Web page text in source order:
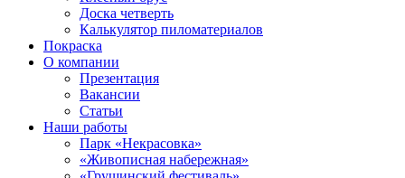
Доска четверть
Калькулятор пиломатериалов
Покраска
О компании
Презентация
Вакансии
Статьи
Наши работы
Парк «Некрасовка»
«Живописная набережная»